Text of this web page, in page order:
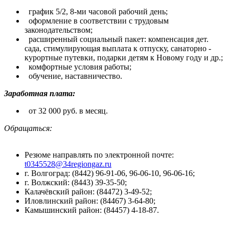
график 5/2, 8-ми часовой рабочий день;
оформление в соответствии с трудовым
законодательством;
расширенный социальный пакет: компенсация дет.
сада, стимулирующая выплата к отпуску, санаторно -
курортные путевки, подарки детям к Новому году и др.;
комфортные условия работы;
обучение, наставничество.
Заработная плата:
от 32 000 руб. в месяц.
Обращаться:
Резюме направлять по электронной почте:
t0345528@34regiongaz.ru
г. Волгоград: (8442) 96-91-06, 96-06-10, 96-06-16;
г. Волжский: (8443) 39-35-50;
Калачёвский район: (84472) 3-49-52;
Иловлинский район: (84467) 3-64-80;
Камышинский район: (84457) 4-18-87.